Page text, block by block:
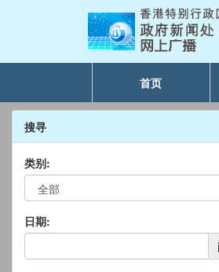
首页
搜寻
类别:
日期: